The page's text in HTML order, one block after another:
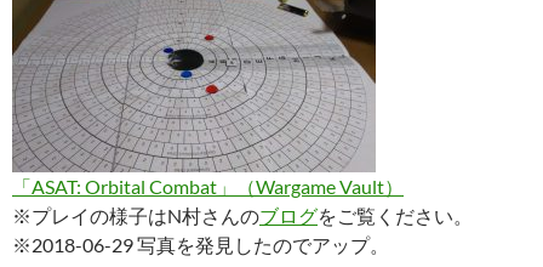
「ASAT: Orbital Combat」（Wargame Vault）
※プレイの様子はN村さんのブログをご覧ください。
※2018-06-29 写真を発見したのでアップ。